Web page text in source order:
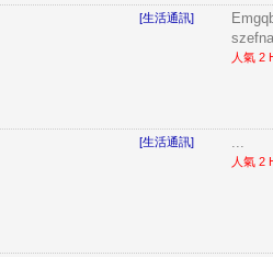
[生活通訊]
人氣 2
[生活通訊] ...
人氣 2